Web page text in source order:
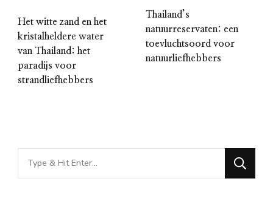
Het witte zand en het
kristalheldere water
van Thailand: het
paradijs voor
strandliefhebbers
Thailand’s
natuurreservaten: een
toevluchtsoord voor
natuurliefhebbers
Looking
for